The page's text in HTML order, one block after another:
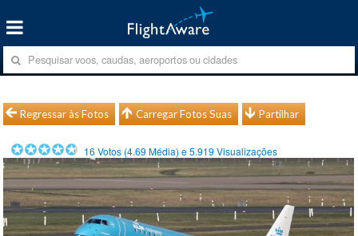
Regressar às Fotos Carregar Fotos Suas Partilhar
16 Votos (4.69 Média) e5.919 Visualizações